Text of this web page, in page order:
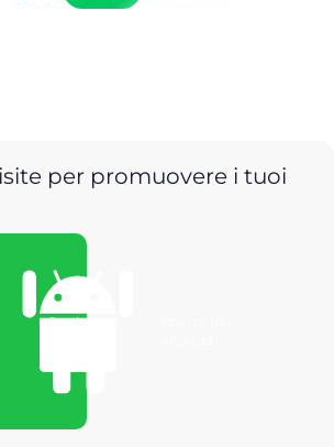
per promuovere i tuoi
Scarica per